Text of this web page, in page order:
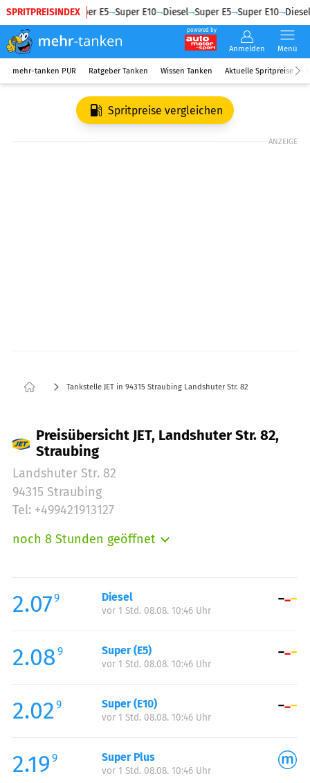
SPRITPREISINDEX
Diesel Super E5 Super E10 Diesel Super E5 Super E10 Diesel
powered by
Anmelden Menü
mehr-tanken PUR Ratgeber Tanken Wissen Tanken Aktuelle Spritpreise
Spritpreise vergleichen
ANZEIGE
Tankstelle JET in 94315 Straubing Landshuter Str. 82
Preisübersicht JET, Landshuter Str. 82,
Straubing
Landshuter Str. 82
94315 Straubing
Tel: +499421913127
noch 8 Stunden geöffnet
Mittwoch:
06:00-23:00
Donnerstag:
Samstag:
06:00-23:00
Sonntag:
2.079 Diesel
vor 1 Std. 08.08. 10:46 Uhr
2.08 9 Super (E5)
vor 1 Std. 08.08. 10:46 Uhr
2.02 9 Super (E10)
vor 1 Std. 08.08. 10:46 Uhr
2.19 9 Super Plus
vor 1 Std. 08.08. 10:46 Uhr